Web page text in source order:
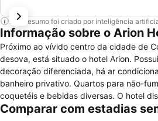
Este resumo foi criado por inteligência
Informação sobre o Arion
Próximo ao vívido centro da cidade de
desova, está situado o hotel Arion.
decoração diferenciada, há ar
banheiro privativo. Quartos para não-
coquetéis e bebidas diversas. O hotel
fotocopiadora.
Comparar com estadias